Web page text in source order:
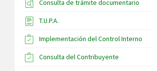
Consulta de trámite documentario
T.U.P.A.
Implementación del Control Interno
Consulta del Contribuyente